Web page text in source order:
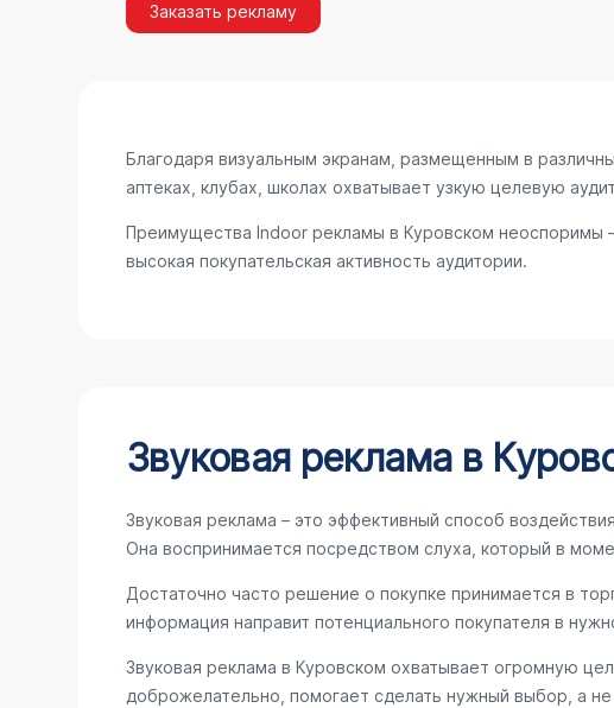
Заказать рекламу
Благодаря визуальным экранам, размещенным в
аптеках, клубах, школах охватывает узкую целевую
Преимущества Indoor рекламы в Куровском неоспоримы
высокая покупательская активность аудитории.
Звуковая реклама в
Звуковая реклама – это эффективный способ
Она воспринимается посредством слуха, который в
Достаточно часто решение о покупке принимается в
информация направит потенциального покупателя в
Звуковая реклама в Куровском охватывает огромную
доброжелательно, помогает сделать нужный выбор, а